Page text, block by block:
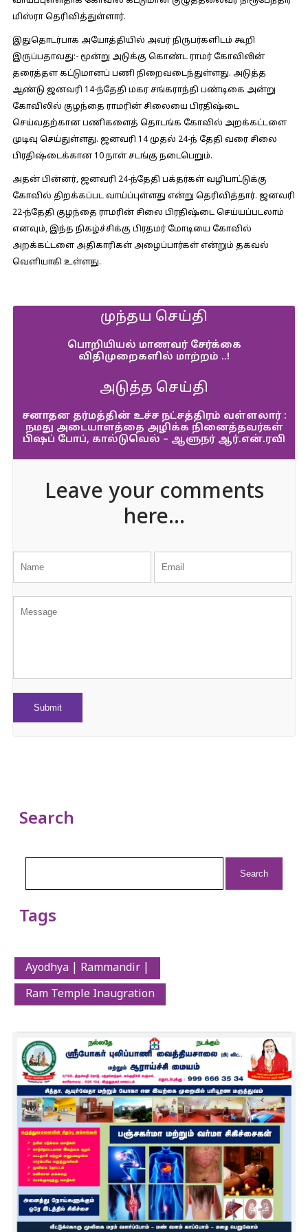
மிஸ்ரா தெரிவித்துள்ளார்.
இதுதொடர்பாக அயோத்தியில் அவர் நிருபர்களிடம் கூறி
இருப்பதாவது:-மூன்று அடுக்கு கொண்ட ராமர் கோவிலின்
தரைத்தள கட்டுமானப் பணி நிறைவடைந்துள்ளது. அடுத்த
ஆண்டு ஜனவரி 14-ந்தேதி மகர சங்கராந்தி பண்டிகை அன்று
கோவிலில் குழந்தை ராமரின் சிலையை பிரதிஷ்டை
செய்வதற்கான பணிகளைத் தொடங்க கோவில் அறக்கட்டளை
முடிவு செய்துள்ளது. ஜனவரி 14 முதல் 24-ந் தேதி வரை சிலை
பிரதிஷ்டைக்கான 10 நாள் சடங்கு நடைபெறும்.
அதன் பின்னர், ஜனவரி 24-ந்தேதி பக்தர்கள் வழிபாட்டுக்கு
கோவில் திறக்கப்பட வாய்ப்புள்ளது என்று தெரிவித்தார். ஜனவரி
22-ந்தேதி குழந்தை ராமரின் சிலை பிரதிஷ்டை செய்யப்படலாம்
எனவும், இந்த நிகழ்ச்சிக்கு பிரதமர் மோடியை கோவில்
அறக்கட்டளை அதிகாரிகள் அழைப்பார்கள் என்றும் தகவல்
வெளியாகி உள்ளது.
முந்தய செய்தி
பொறியியல் மாணவர் சேர்க்கை
விதிமுறைகளில் மாற்றம் ..!
அடுத்த செய்தி
சனாதன தர்மத்தின் உச்ச நட்சத்திரம் வள்ளலார் :
நமது அடையாளத்தை அழிக்க நினைத்தவர்கள்
பிஷப் போப், கால்டுவெல் – ஆளுநர் ஆர்.என்.ரவி
Leave your comments
here...
Search
Tags
Ayodhya | Rammandir |
Ram Temple Inaugration